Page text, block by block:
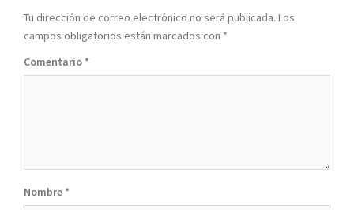
Tu dirección de correo electrónico no será publicada. Los
campos obligatorios están marcados con *
Comentario *
Nombre *